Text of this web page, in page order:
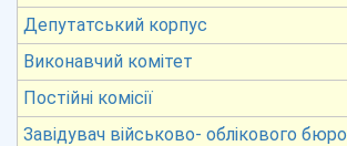
Депутатський корпус
Виконавчий комітет
Постійні комісії
Завідувач військово- облікового бюро